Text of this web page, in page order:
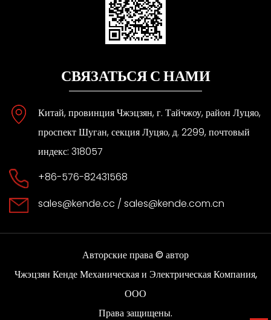
СВЯЗАТЬСЯ С НАМИ
Китай, провинция Чжэцзян, г. Тайчжоу, район Луцяо,
проспект Шуган, секция Луцяо, д. 2299, почтовый
индекс: 318057
+86-576-82431568
sales@kende.cc / sales@kende.com.cn
Авторские права © автор
Чжэцзян Кенде Механическая и Электрическая Компания,
ООО
Права защищены.